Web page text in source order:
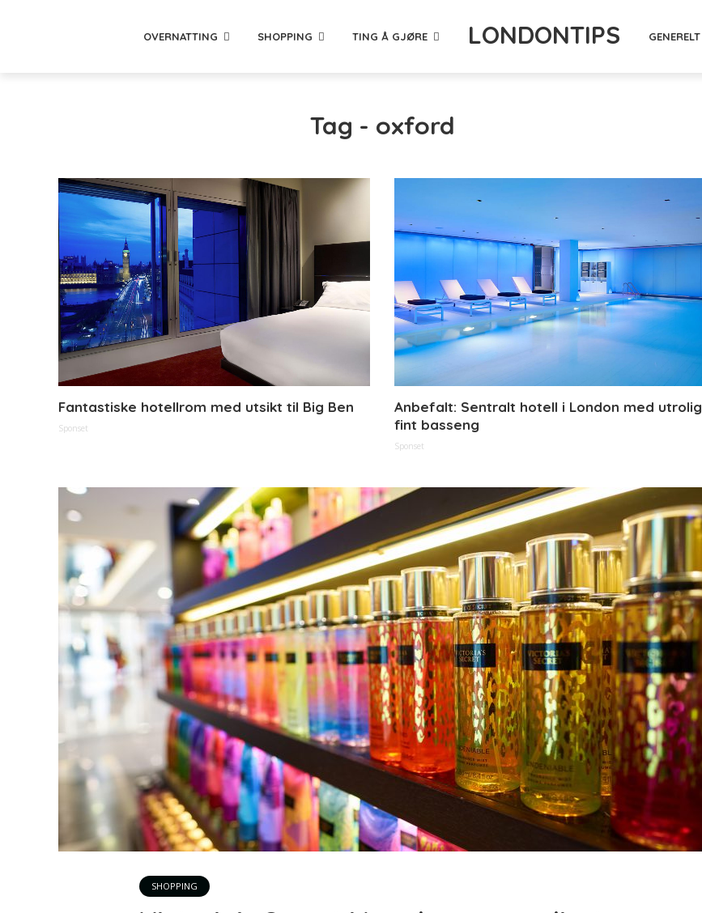
OVERNATTING SHOPPING TING Å GJØRE LONDONTIPS GENERELT
Tag - oxford
Fantastiske hotellrom med utsikt til Big Ben
Sponset
Anbefalt: Sentralt hotell i London med utrolig
fint basseng
Sponset
SHOPPING